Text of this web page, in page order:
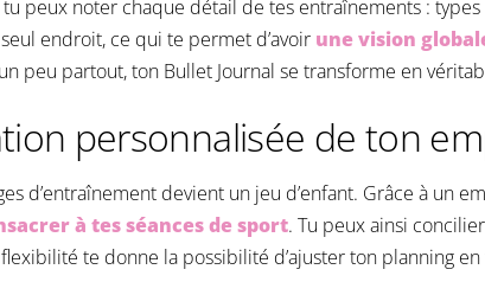
peux noter chaque détail de tes entraînements :
endroit, ce qui te permet d’avoir une vision
peu partout, ton Bullet Journal se transforme en
personnalisée de ton
d’entraînement devient un jeu d’enfant. Grâce à un
à tes séances de sport. Tu peux ainsi
te donne la possibilité d’ajuster ton planning